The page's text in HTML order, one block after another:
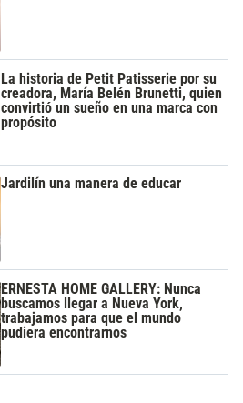
La historia de Petit Patisserie por su
creadora, María Belén Brunetti, quien
convirtió un sueño en una marca con
propósito
Jardilín una manera de educar
ERNESTA HOME GALLERY: Nunca
buscamos llegar a Nueva York,
trabajamos para que el mundo
pudiera encontrarnos